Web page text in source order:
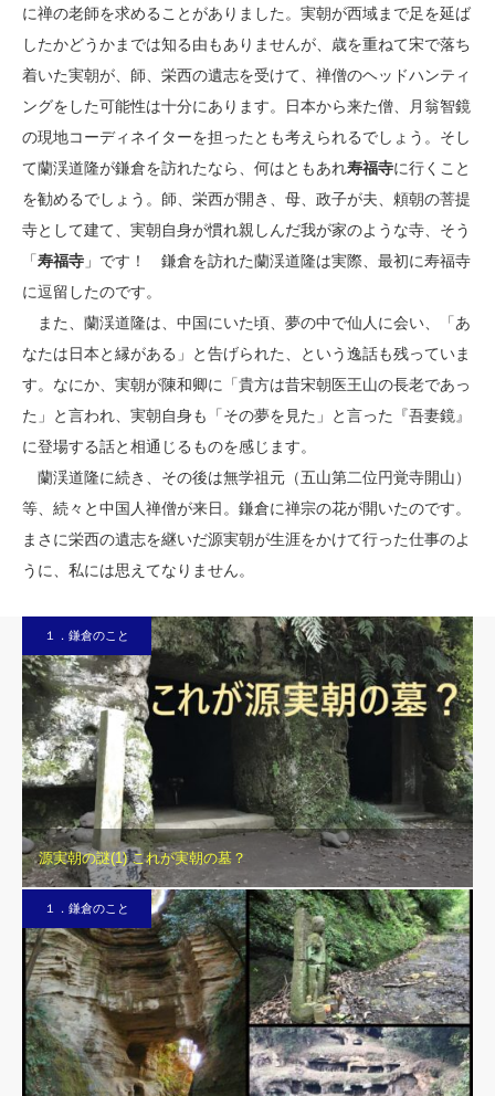
に禅の老師を求めることがありました。実朝が西域まで足を延ば
したかどうかまでは知る由もありませんが、歳を重ねて宋で落ち
着いた実朝が、師、栄西の遺志を受けて、禅僧のヘッドハンティ
ングをした可能性は十分にあります。日本から来た僧、月翁智鏡
の現地コーディネイターを担ったとも考えられるでしょう。そし
て蘭渓道隆が鎌倉を訪れたなら、何はともあれ寿福寺に行くこと
を勧めるでしょう。師、栄西が開き、母、政子が夫、頼朝の菩提
寺として建て、実朝自身が慣れ親しんだ我が家のような寺、そう
「寿福寺 」です！ 鎌倉を訪れた蘭渓道隆は実際、最初に寿福寺
に逗留したのです。
また、蘭渓道隆は、中国にいた頃、夢の中で仙人に会い、「あ
なたは日本と縁がある」と告げられた、という逸話も残っていま
す。なにか、実朝が陳和卿に「貴方は昔宋朝医王山の長老であっ
た」と言われ、実朝自身も「その夢を見た」と言った『吾妻鏡』
に登場する話と相通じるものを感じます。
蘭渓道隆に続き、その後は無学祖元（五山第二位円覚寺開山）
等、続々と中国人禅僧が来日。鎌倉に禅宗の花が開いたのです。
まさに栄西の遺志を継いだ源実朝が生涯をかけて行った仕事のよ
うに、私には思えてなりません。
１．鎌倉のこと
源実朝の謎(1) これが実朝の墓？
１．鎌倉のこと